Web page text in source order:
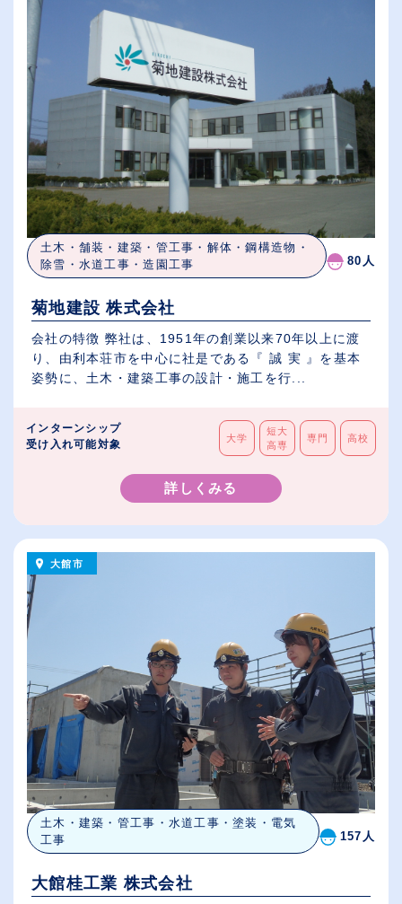
土木・舗装・建築・管工事・解体・鋼構造物・
除雪・水道工事・造園工事
80人
菊地建設 株式会社
会社の特徴 弊社は、1951年の創業以来70年以上に渡
り、由利本荘市を中心に社是である『 誠 実 』を基本
姿勢に、土木・建築工事の設計・施工を行...
インターンシップ
受け入れ可能対象
大学
短大
高専
専門 高校
詳しくみる
大館市
土木・建築・管工事・水道工事・塗装・電気
工事
157人
大館桂工業 株式会社